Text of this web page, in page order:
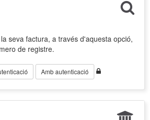
seva factura, a través d'aquesta opció,
de registre.
Amb autenticació